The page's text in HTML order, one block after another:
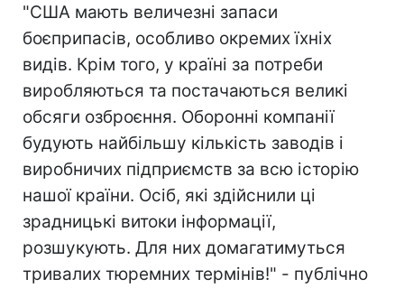
"США мають величезні запаси
боєприпасів, особливо окремих їхніх
видів. Крім того, у країні за потреби
виробляються та постачаються великі
обсяги озброєння. Оборонні компанії
будують найбільшу кількість заводів і
виробничих підприємств за всю історію
нашої країни. Осіб, які здійснили ці
зрадницькі витоки інформації,
розшукують. Для них домагатимуться
тривалих тюремних термінів!" - публічно